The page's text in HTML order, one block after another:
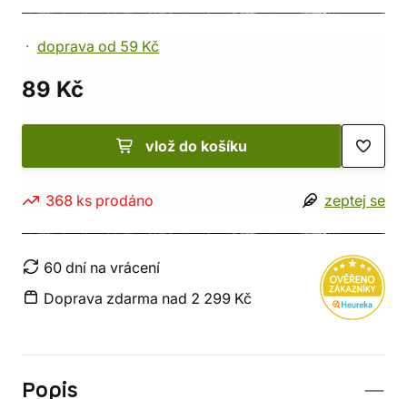
doprava od 59 Kč
89 Kč
vlož do košíku
368 ks prodáno zeptej se
60 dní na vrácení
Doprava zdarma nad 2 299 Kč
Popis